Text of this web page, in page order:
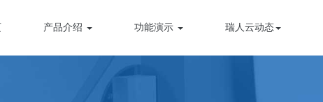
产品介绍 功能演示 瑞人云动态